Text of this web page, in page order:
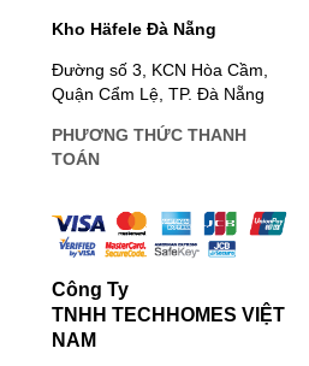
Kho Häfele Đà Nẵng
Đường số 3, KCN Hòa Cầm,
Quận Cẩm Lệ, TP. Đà Nẵng
PHƯƠNG THỨC THANH
TOÁN
Công Ty
TNHH TECHHOMES VIỆT
NAM